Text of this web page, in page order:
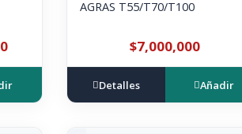
AGRAS T55/T70/T100
$7,000,000
Detalles Añadir